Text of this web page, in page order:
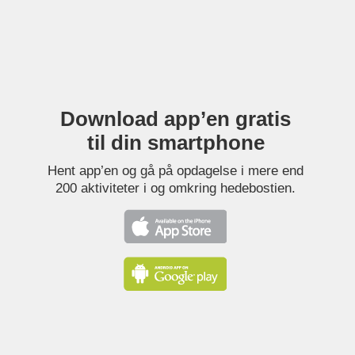
Download app’en gratis
til din smartphone
Hent app’en og gå på opdagelse i mere end
200 aktiviteter i og omkring hedebostien.